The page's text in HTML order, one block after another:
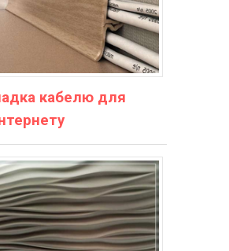
кабелю для